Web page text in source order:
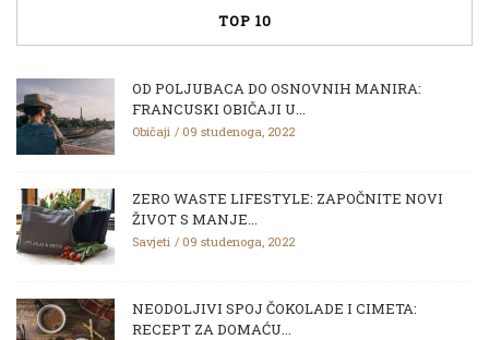
TOP 10
OD POLJUBACA DO OSNOVNIH MANIRA:
FRANCUSKI OBIČAJI U...
Običaji 09 studenoga, 2022
ZERO WASTE LIFESTYLE: ZAPOČNITE NOVI
ŽIVOT S MANJE...
Savjeti 09 studenoga, 2022
NEODOLJIVI SPOJ ČOKOLADE I CIMETA:
RECEPT ZA DOMAĆU...